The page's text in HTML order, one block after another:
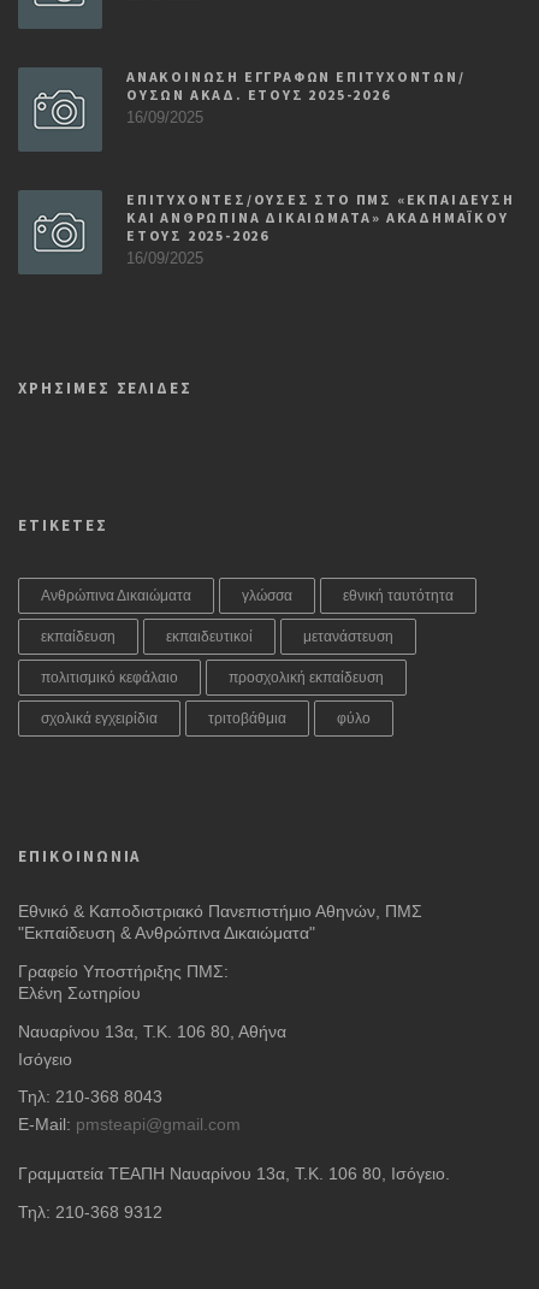
ΑΝΑΚΟΙΝΩΣΗ ΕΓΓΡΑΦΩΝ ΕΠΙΤΥΧΟΝΤΩΝ/
ΟΥΣΩΝ ΑΚΑΔ. ΕΤΟΥΣ 2025-2026
16/09/2025
ΕΠΙΤΥΧΟΝΤΕΣ/ΟΥΣΕΣ ΣΤΟ ΠΜΣ «ΕΚΠΑΙΔΕΥΣΗ
ΚΑΙ ΑΝΘΡΩΠΙΝΑ ΔΙΚΑΙΩΜΑΤΑ» ΑΚΑΔΗΜΑΪΚΟΥ
ΕΤΟΥΣ 2025-2026
16/09/2025
ΧΡΗΣΙΜΕΣ ΣΕΛΙΔΕΣ
ΕΤΙΚΕΤΕΣ
Ανθρώπινα Δικαιώματα γλώσσα εθνική ταυτότητα
εκπαίδευση εκπαιδευτικοί μετανάστευση
πολιτισμικό κεφάλαιο προσχολική εκπαίδευση
σχολικά εγχειρίδια τριτοβάθμια φύλο
ΕΠΙΚΟΙΝΩΝΙΑ
Εθνικό & Καποδιστριακό Πανεπιστήμιο Αθηνών, ΠΜΣ
"Εκπαίδευση & Ανθρώπινα Δικαιώματα"
Γραφείο Υποστήριξης ΠΜΣ:
Ελένη Σωτηρίου
Ναυαρίνου 13α, Τ.Κ. 106 80, Αθήνα
Ισόγειο
Τηλ: 210-368 8043
E-Mail: pmsteapi@gmail.com
Γραμματεία ΤΕΑΠΗ Ναυαρίνου 13α, Τ.Κ. 106 80, Ισόγειο.
Τηλ: 210-368 9312